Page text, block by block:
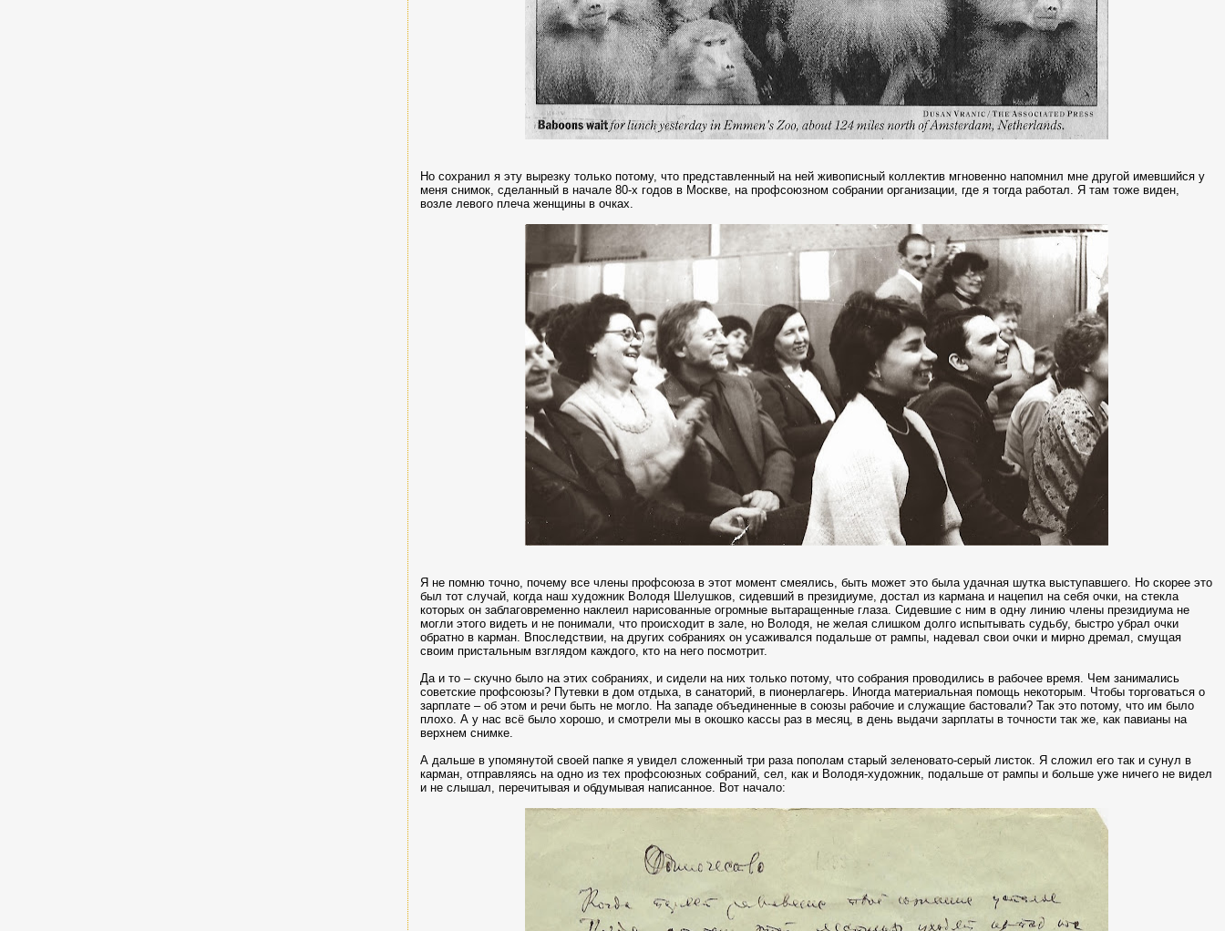
Но сохранил я эту вырезку только потому, что представленный на ней живописный коллектив мгновенно напомнил мне другой имевшийся у
меня снимок, сделанный в начале 80-х годов в Москве, на профсоюзном собрании организации, где я тогда работал. Я там тоже виден,
возле левого плеча женщины в очках.
Я не помню точно, почему все члены профсоюза в этот момент смеялись, быть может это была удачная шутка выступавшего. Но скорее это
был тот случай, когда наш художник Володя Шелушков, сидевший в президиуме, достал из кармана и нацепил на себя очки, на стекла
которых он заблаговременно наклеил нарисованные огромные вытаращенные глаза. Сидевшие с ним в одну линию члены президиума не
могли этого видеть и не понимали, что происходит в зале, но Володя, не желая слишком долго испытывать судьбу, быстро убрал очки
обратно в карман. Впоследствии, на других собраниях он усаживался подальше от рампы, надевал свои очки и мирно дремал, смущая
своим пристальным взглядом каждого, кто на него посмотрит.
Да и то – скучно было на этих собраниях, и сидели на них только потому, что собрания проводились в рабочее время. Чем занимались
советские профсоюзы? Путевки в дом отдыха, в санаторий, в пионерлагерь. Иногда материальная помощь некоторым. Чтобы торговаться о
зарплате – об этом и речи быть не могло. На западе объединенные в союзы рабочие и служащие бастовали? Так это потому, что им было
плохо. А у нас всё было хорошо, и смотрели мы в окошко кассы раз в месяц, в день выдачи зарплаты в точности так же, как павианы на
верхнем снимке.
А дальше в упомянутой своей папке я увидел сложенный три раза пополам старый зеленовато-серый листок. Я сложил его так и сунул в
карман, отправляясь на одно из тех профсоюзных собраний, сел, как и Володя-художник, подальше от рампы и больше уже ничего не видел
и не слышал, перечитывая и обдумывая написанное. Вот начало: